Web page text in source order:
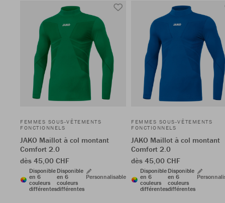
FEMMES SOUS-VÊTEMENTS
FONCTIONNELS
JAKO Maillot à col montant
Comfort 2.0
dès 45,00 CHF
Disponible
en 6
couleurs
différentes
Disponible
en 6
couleurs
différentes
Personnalisable
FEMMES SOUS-VÊTEMENTS
FONCTIONNELS
JAKO Maillot à col montant
Comfort 2.0
dès 45,00 CHF
Disponible
en 6
couleurs
différentes
Disponible
en 6
couleurs
différentes